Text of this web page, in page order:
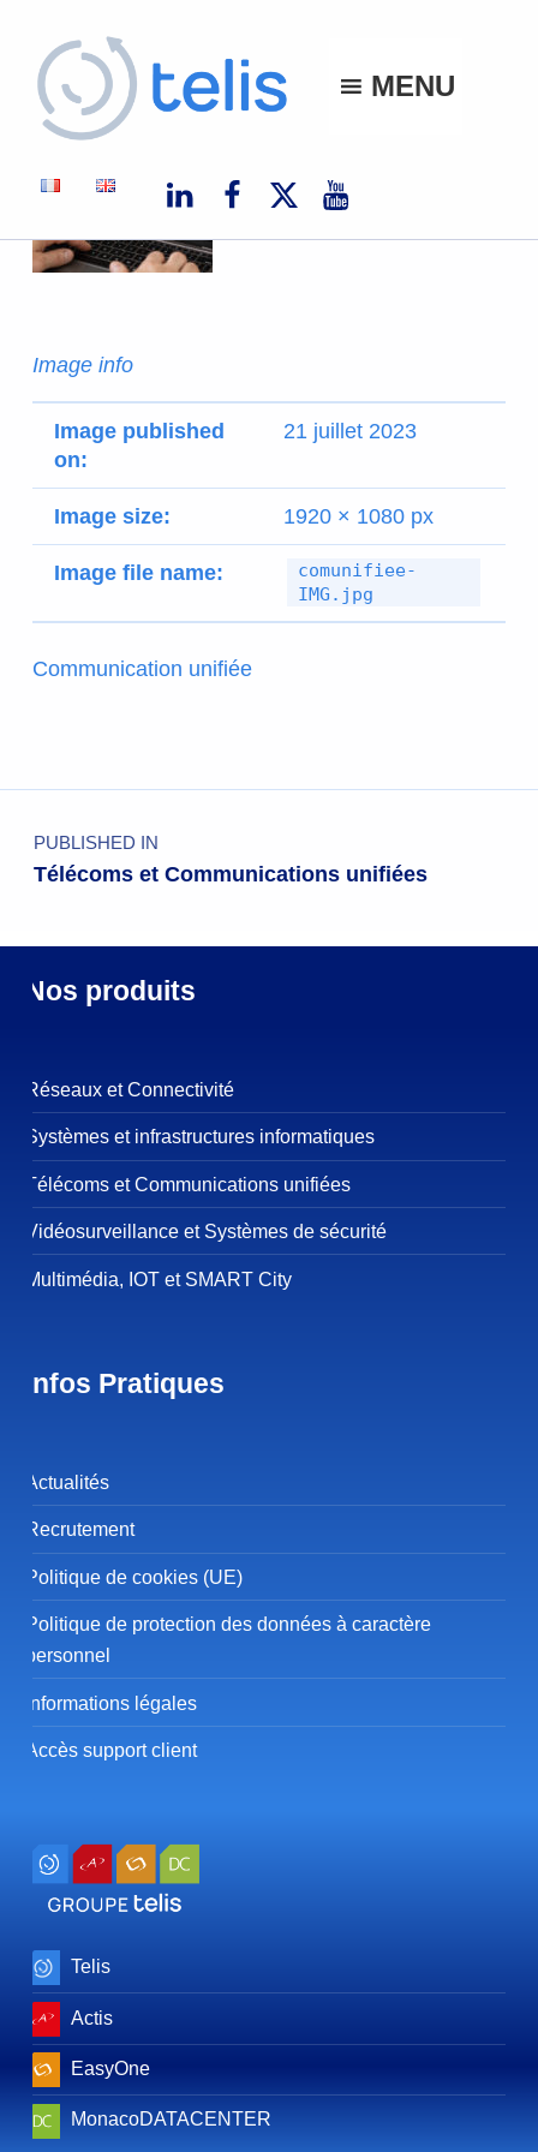
MENU
Image info
Image published
on:
21 juillet 2023
Image size: 1920 × 1080 px
Image file name:
comunifiee-
IMG.jpg
Communication unifiée
PUBLISHED IN
Télécoms et Communications unifiées
Nos produits
Réseaux et Connectivité
Systèmes et infrastructures informatiques
Télécoms et Communications unifiées
Vidéosurveillance et Systèmes de sécurité
Multimédia, IOT et SMART City
Infos Pratiques
Actualités
Recrutement
Politique de cookies (UE)
Politique de protection des données à caractère
personnel
Informations légales
Accès support client
Telis
Actis
EasyOne
MonacoDATACENTER